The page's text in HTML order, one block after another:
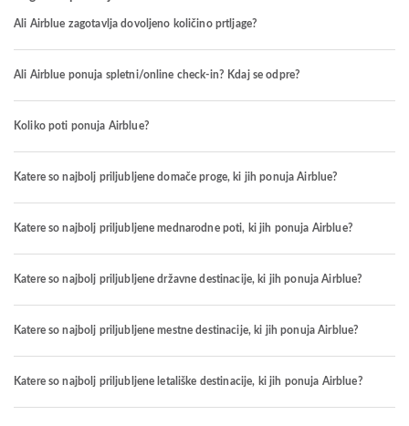
Ali Airblue zagotavlja dovoljeno količino prtljage?
Ali Airblue ponuja spletni/online check-in? Kdaj se odpre?
Koliko poti ponuja Airblue?
Katere so najbolj priljubljene domače proge, ki jih ponuja Airblue?
Katere so najbolj priljubljene mednarodne poti, ki jih ponuja Airblue?
Katere so najbolj priljubljene državne destinacije, ki jih ponuja Airblue?
Katere so najbolj priljubljene mestne destinacije, ki jih ponuja Airblue?
Katere so najbolj priljubljene letališke destinacije, ki jih ponuja Airblue?